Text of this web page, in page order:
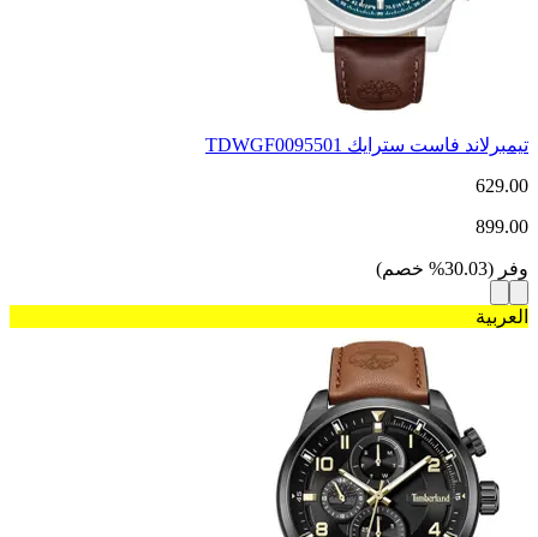
تيمبرلاند فاست سترايك TDWGF0095501
629.00
899.00
وفر (
30.03
% خصم)
العربية